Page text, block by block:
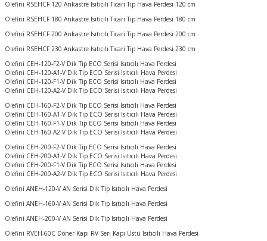
Olefini RSEHCF 120 Ankastre Isıtıcılı Ticari Tip Hava Perdesi 120 cm
Olefini RSEHCF 180 Ankastre Isıtıcılı Ticari Tip Hava Perdesi 180 cm
Olefini RSEHCF 200 Ankastre Isıtıcılı Ticari Tip Hava Perdesi 200 cm
Olefini RSEHCF 230 Ankastre Isıtıcılı Ticari Tip Hava Perdesi 230 cm
Olefini CEH-120-F2-V Dik Tip ECO Serisi Isıtıcılı Hava Perdesi
Olefini CEH-120-A1-V Dik Tip ECO Serisi Isıtıcılı Hava Perdesi
Olefini CEH-120-F1-V Dik Tip ECO Serisi Isıtıcılı Hava Perdesi
Olefini CEH-120-A2-V Dik Tip ECO Serisi Isıtıcılı Hava Perdesi
Olefini CEH-160-F2-V Dik Tip ECO Serisi Isıtıcılı Hava Perdesi
Olefini CEH-160-A1-V Dik Tip ECO Serisi Isıtıcılı Hava Perdesi
Olefini CEH-160-F1-V Dik Tip ECO Serisi Isıtıcılı Hava Perdesi
Olefini CEH-160-A2-V Dik Tip ECO Serisi Isıtıcılı Hava Perdesi
Olefini CEH-200-F2-V Dik Tip ECO Serisi Isıtıcılı Hava Perdesi
Olefini CEH-200-A1-V Dik Tip ECO Serisi Isıtıcılı Hava Perdesi
Olefini CEH-200-F1-V Dik Tip ECO Serisi Isıtıcılı Hava Perdesi
Olefini CEH-200-A2-V Dik Tip ECO Serisi Isıtıcılı Hava Perdesi
Olefini ANEH-120-V AN Serisi Dik Tip Isıtıcılı Hava Perdesi
Olefini ANEH-160-V AN Serisi Dik Tip Isıtıcılı Hava Perdesi
Olefini ANEH-200-V AN Serisi Dik Tip Isıtıcılı Hava Perdesi
Olefini RVEH-60C Döner Kapı RV Seri Kapı Üstü Isıtıcılı Hava Perdesi